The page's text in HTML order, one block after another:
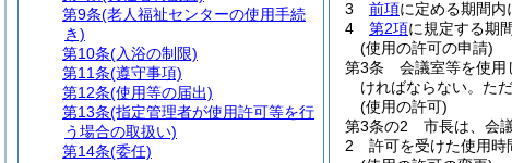
3
前項に定める期間内
4
第2項に規定する期間
(使用の許可の申請)
第3条
会議室等を使用
ければならない。 た
(使用の許可)
第3条の2
市長は、会
2
許可を受けた使用時
第9条(老人福祉センターの使用手続
き)
第10条(入浴の制限)
第11条(遵守事項)
第12条(使用等の届出)
第13条(指定管理者が使用許可等を行
う場合の取扱い)
第14条(委任)